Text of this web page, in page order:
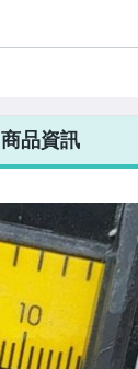
商品資訊